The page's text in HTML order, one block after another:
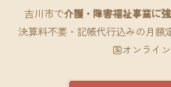
吉川市で介護・障害福祉事業に
決算料不要・記帳代行込みの月額
国オンライン